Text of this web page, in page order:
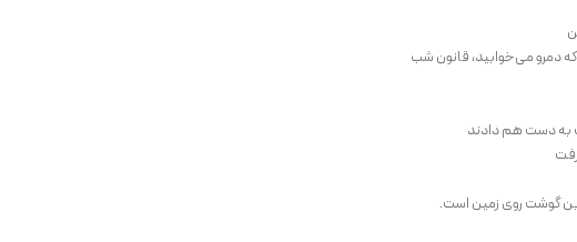
دمرو می‌خوابید، قانون شب
دست هم دادند
گوشت روی زمین است.